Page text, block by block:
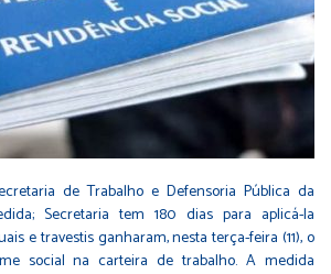
de Trabalho e Defensoria Pública da
Secretaria tem 180 dias para aplicá-la
e travestis ganharam, nesta terça-feira (11), o
social na carteira de trabalho. A medida